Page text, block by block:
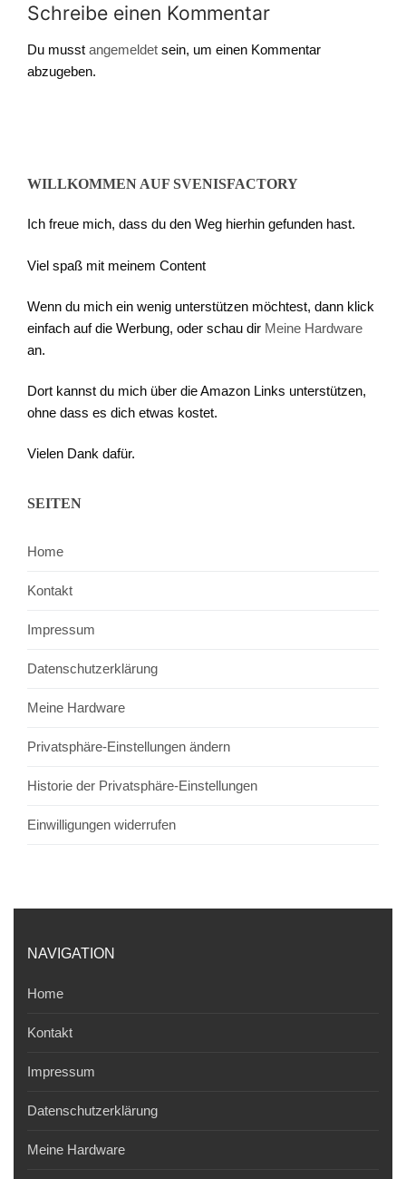
Schreibe einen Kommentar
Du musst angemeldet sein, um einen Kommentar
abzugeben.
WILLKOMMEN AUF SVENISFACTORY
Ich freue mich, dass du den Weg hierhin gefunden hast.
Viel spaß mit meinem Content
Wenn du mich ein wenig unterstützen möchtest, dann klick
einfach auf die Werbung, oder schau dir Meine Hardware
an.
Dort kannst du mich über die Amazon Links unterstützen,
ohne dass es dich etwas kostet.
Vielen Dank dafür.
SEITEN
Home
Kontakt
Impressum
Datenschutzerklärung
Meine Hardware
Privatsphäre-Einstellungen ändern
Historie der Privatsphäre-Einstellungen
Einwilligungen widerrufen
NAVIGATION
Home
Kontakt
Impressum
Datenschutzerklärung
Meine Hardware